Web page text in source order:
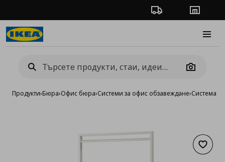
Проследяване на
Camera
Продукти›Бюра›Офис бюра›Системи за офис обзавеждане›Система